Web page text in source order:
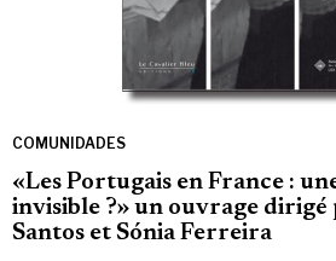
COMUNIDADES
«Les Portugais en France :
invisible ?» un ouvrage dirigé
Santos et Sónia Ferreira